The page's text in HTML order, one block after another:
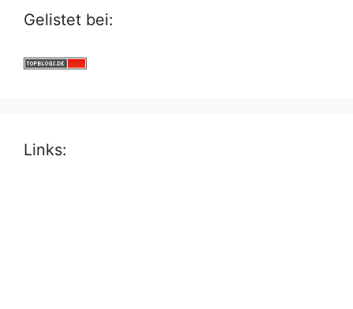
Gelistet bei:
Links: